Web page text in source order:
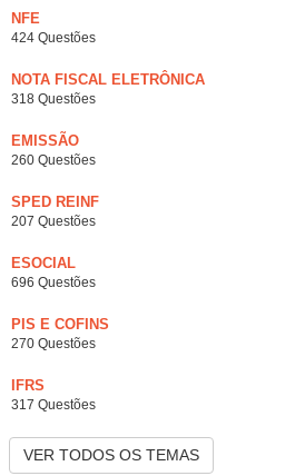
NFE
424 Questões
NOTA FISCAL ELETRÔNICA
318 Questões
EMISSÃO
260 Questões
SPED REINF
207 Questões
ESOCIAL
696 Questões
PIS E COFINS
270 Questões
IFRS
317 Questões
VER TODOS OS TEMAS